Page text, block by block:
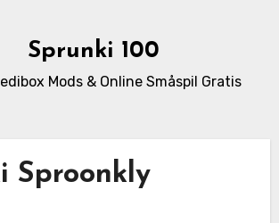
Sprunki 100
Mods & Online Småspil Gratis
Sproonkly